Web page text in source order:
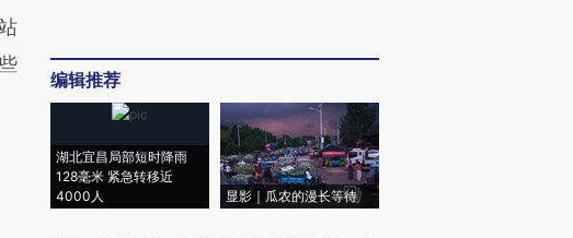
编辑推荐
湖北宜昌局部短时降雨
128毫米 紧急转移近
4000人
显影｜瓜农的漫长等待